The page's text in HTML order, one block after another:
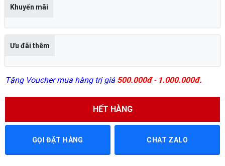
Khuyến mãi
Ưu đãi thêm
Tặng Voucher mua hàng trị giá 500.000đ-1.000.000đ.
HẾT HÀNG
GỌI ĐẶT HÀNG CHAT ZALO